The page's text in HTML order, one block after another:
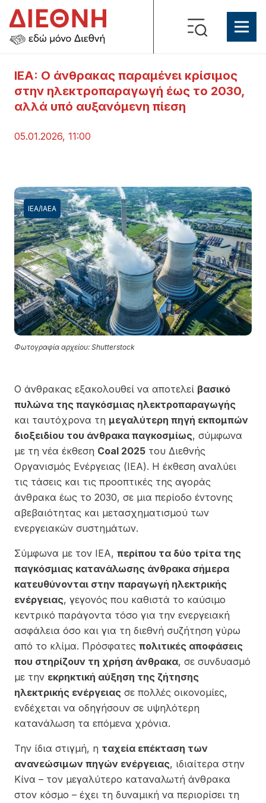
IEA: Ο άνθρακας παραμένει κρίσιμος
στην ηλεκτροπαραγωγή έως το 2030,
αλλά υπό αυξανόμενη πίεση
05.01.2026, 11:00
Φωτογραφία αρχείου: Shutterstock
ΙΕΑ/ΙΑΕΑ
Ο άνθρακας εξακολουθεί να αποτελεί βασικό
πυλώνα της παγκόσμιας ηλεκτροπαραγωγής
και ταυτόχρονα τη μεγαλύτερη πηγή εκπομπών
διοξειδίου του άνθρακα παγκοσμίως, σύμφωνα
με τη νέα έκθεση Coal 2025 του Διεθνής
Οργανισμός Ενέργειας (IEA). Η έκθεση αναλύει
τις τάσεις και τις προοπτικές της αγοράς
άνθρακα έως το 2030, σε μια περίοδο έντονης
αβεβαιότητας και μετασχηματισμού των
ενεργειακών συστημάτων.
Σύμφωνα με τον IEA, περίπου τα δύο τρίτα της
παγκόσμιας κατανάλωσης άνθρακα σήμερα
κατευθύνονται στην παραγωγή ηλεκτρικής
ενέργειας, γεγονός που καθιστά το καύσιμο
κεντρικό παράγοντα τόσο για την ενεργειακή
ασφάλεια όσο και για τη διεθνή συζήτηση γύρω
από το κλίμα. Πρόσφατες πολιτικές αποφάσεις
που στηρίζουν τη χρήση άνθρακα, σε συνδυασμό
με την εκρηκτική αύξηση της ζήτησης
ηλεκτρικής ενέργειας σε πολλές οικονομίες,
ενδέχεται να οδηγήσουν σε υψηλότερη
κατανάλωση τα επόμενα χρόνια.
Την ίδια στιγμή, η ταχεία επέκταση των
ανανεώσιμων πηγών ενέργειας, ιδιαίτερα στην
Κίνα – τον μεγαλύτερο καταναλωτή άνθρακα
στον κόσμο – έχει τη δυναμική να περιορίσει τη